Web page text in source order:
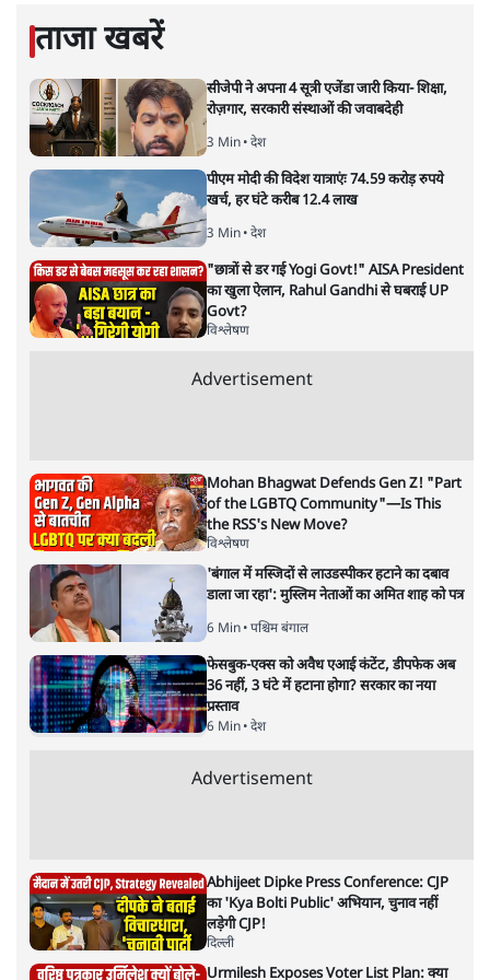
शंभुनाथ शुक्ल की और स्टोरी पढ़ें
उर्दू को लेकर फरेब और नीतीश की छवि
चमकाने की ऐसी कोशिश क्यों?
बिहार| समी अहमद| 29 MAR, 2025
सीएम नीतीश कुमार
समी अहमद
सीएम हैं। बिहार के वरिष्ठ पत्रकार समी अहमद तथ्यों के साथ बता रहे
हैं नीतीश के उर्दू फरेब की हकीकतः